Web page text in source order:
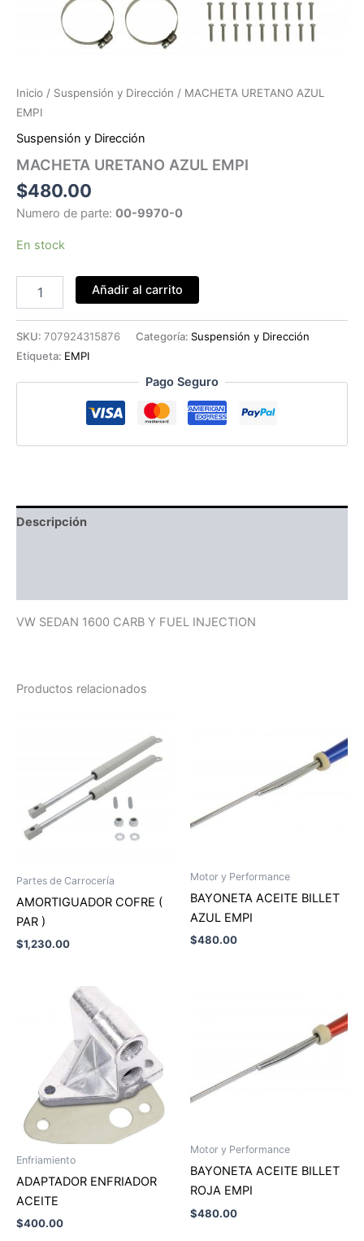
Inicio / Suspensión y Dirección / MACHETA URETANO AZUL
EMPI
Suspensión y Dirección
MACHETA URETANO AZUL EMPI
$480.00
Numero de parte: 00-9970-0
En stock
URETANO
EMPI
Añadir al carrito
SKU: 707924315876 Categoría: Suspensión y Dirección
Etiqueta: EMPI
Pago Seguro
Descripción
VW SEDAN 1600 CARB Y FUEL INJECTION
Productos relacionados
Partes de Carrocería
AMORTIGUADOR COFRE (
PAR )
$1,230.00
Motor y Performance
BAYONETA ACEITE BILLET
AZUL EMPI
$480.00
Enfriamiento
ADAPTADOR ENFRIADOR
ACEITE
$400.00
Motor y Performance
BAYONETA ACEITE BILLET
ROJA EMPI
$480.00